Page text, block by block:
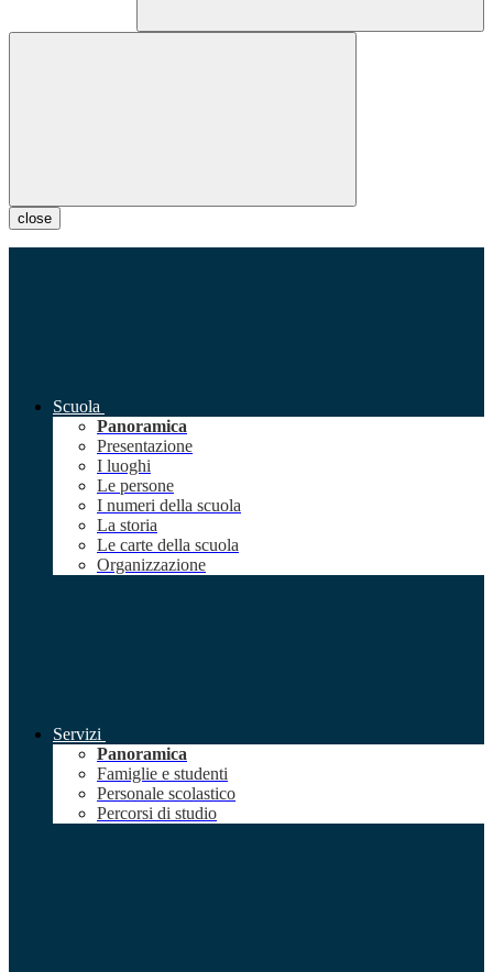
close
Scuola
Panoramica
Presentazione
I luoghi
Le persone
I numeri della scuola
La storia
Le carte della scuola
Organizzazione
Servizi
Panoramica
Famiglie e studenti
Personale scolastico
Percorsi di studio